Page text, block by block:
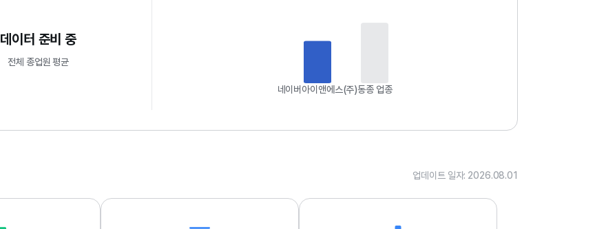
데이터 준비 중
전체 종업원 평균
네이버아이앤에스(주)동종 업종
업데이트 일자: 2026.08.01